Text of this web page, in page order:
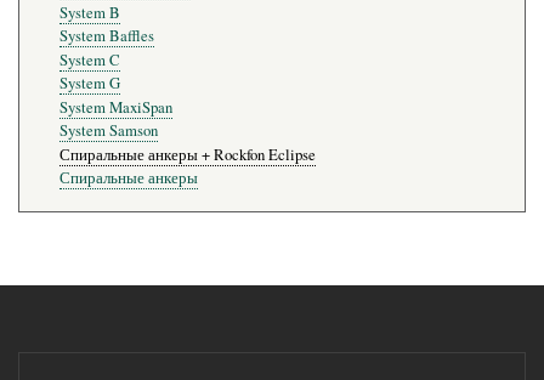
System B
System Baffles
System C
System G
System MaxiSpan
System Samson
Спиральные анкеры + Rockfon Eclipse
Спиральные анкеры